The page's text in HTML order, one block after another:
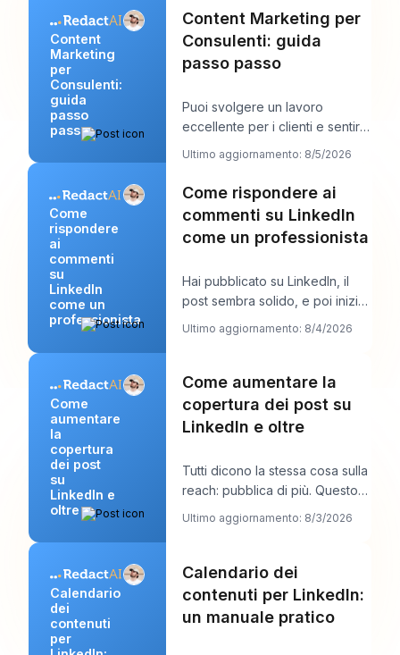
Content
Marketing
per
Consulenti:
guida
passo
passo
Content Marketing per
Consulenti: guida
passo passo
Puoi svolgere un lavoro
eccellente per i clienti e sentirti
comunque stranamente
invisibile online.
Ultimo aggiornamento: 8/5/2026
Come
rispondere
ai
commenti
su
LinkedIn
come un
professionista
Come rispondere ai
commenti su LinkedIn
come un professionista
Hai pubblicato su LinkedIn, il
post sembra solido, e poi inizia
il lavoro vero. Appaiono alcuni
Ultimo aggiornamento: 8/4/2026
Come
aumentare
la
copertura
dei post
su
LinkedIn e
oltre
Come aumentare la
copertura dei post su
LinkedIn e oltre
Tutti dicono la stessa cosa sulla
reach: pubblica di più. Questo
consiglio sembra produttivo, ma
Ultimo aggiornamento: 8/3/2026
Calendario
dei
contenuti
per
Calendario dei
contenuti per LinkedIn:
un manuale pratico